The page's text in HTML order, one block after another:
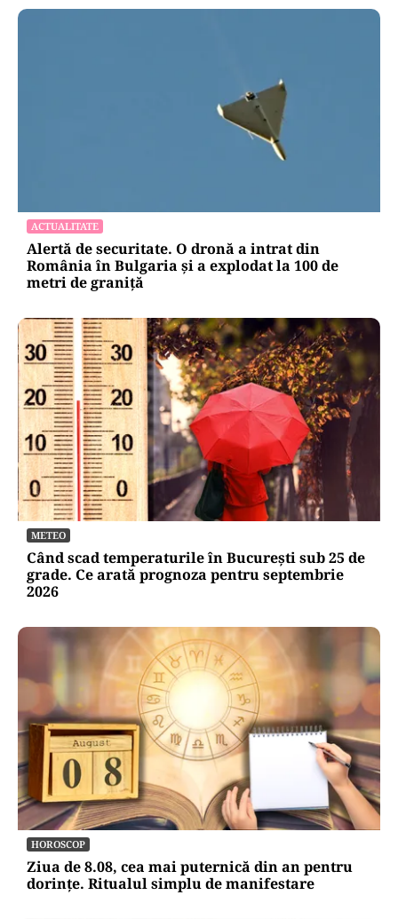
ACTUALITATE
Alertă de securitate. O dronă a intrat din
România în Bulgaria şi a explodat la 100 de
metri de graniţă
METEO
Când scad temperaturile în București sub 25 de
grade. Ce arată prognoza pentru septembrie
2026
HOROSCOP
Ziua de 8.08, cea mai puternică din an pentru
dorințe. Ritualul simplu de manifestare